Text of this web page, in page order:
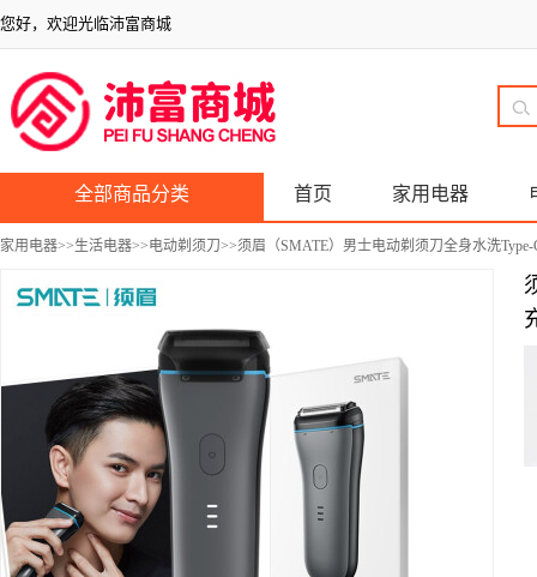
您好，欢迎光临沛富商城
全部商品分类 首页 家用电器
家用电器>>生活电器>>电动剃须刀>>须眉（SMATE）男士电动剃须刀全身水洗